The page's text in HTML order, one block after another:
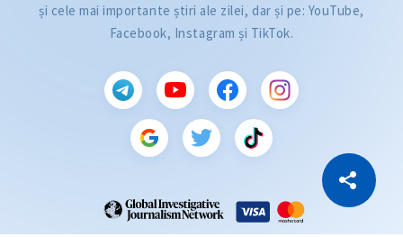
Copiază Link
și cele mai importante știri ale zilei, dar și pe: YouTube,
Facebook, Instagram și TikTok.